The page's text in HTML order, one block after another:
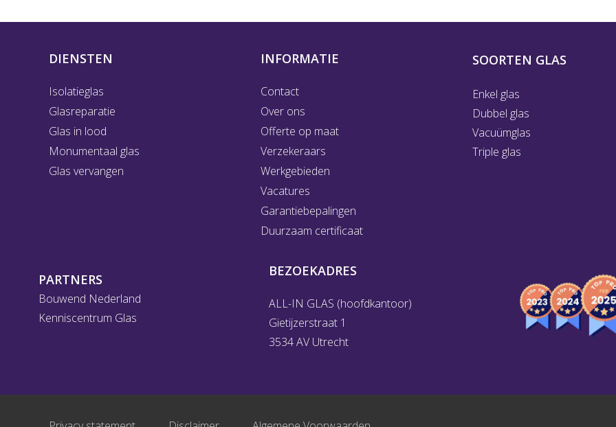
DIENSTEN
Isolatieglas
Glasreparatie
Glas in lood
Monumentaal glas
Glas vervangen
INFORMATIE
Contact
Over ons
Offerte op maat
Verzekeraars
Werkgebieden
Vacatures
Garantiebepalingen
Duurzaam certificaat
SOORTEN GLAS
Enkel glas
Dubbel glas
Vacuümglas
Triple glas
PARTNERS
Bouwend Nederland
Kenniscentrum Glas
BEZOEKADRES
ALL-IN GLAS (hoofdkantoor)
Gietijzerstraat 1
3534 AV Utrecht